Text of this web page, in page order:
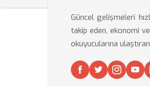
Güncel gelişmeleri
takip eden, ekonomi
okuyucularına